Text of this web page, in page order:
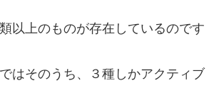
以上のものが存在しているのです
はそのうち、３種しかアクティブ